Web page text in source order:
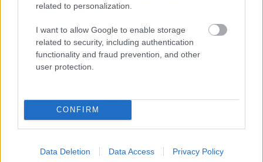
related to personalization.
I want to allow Google to enable storage
related to security, including authentication
functionality and fraud prevention, and other
user protection.
CONFIRM
Data Deletion Data Access Privacy Policy
| 2019.06.25 08:07